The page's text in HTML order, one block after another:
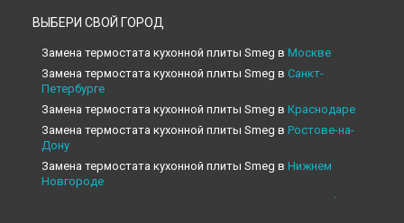
ВЫБЕРИ СВОЙ ГОРОД
Замена термостата кухонной плиты Smeg в Москве
Замена термостата кухонной плиты Smeg в Санкт-
Петербурге
Замена термостата кухонной плиты Smeg в Краснодаре
Замена термостата кухонной плиты Smeg в Ростове-на-
Дону
Замена термостата кухонной плиты Smeg в Нижнем
Новгороде
Новосибирске